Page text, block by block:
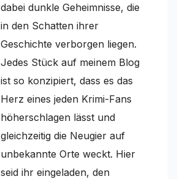
dabei dunkle Geheimnisse, die
in den Schatten ihrer
Geschichte verborgen liegen.
Jedes Stück auf meinem Blog
ist so konzipiert, dass es das
Herz eines jeden Krimi-Fans
höherschlagen lässt und
gleichzeitig die Neugier auf
unbekannte Orte weckt. Hier
seid ihr eingeladen, den